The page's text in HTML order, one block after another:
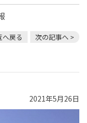
へ戻る 次の記事へ >
2021年5月26日